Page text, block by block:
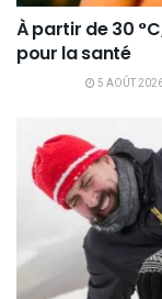
À partir de 30
pour la santé
5 AOÛT